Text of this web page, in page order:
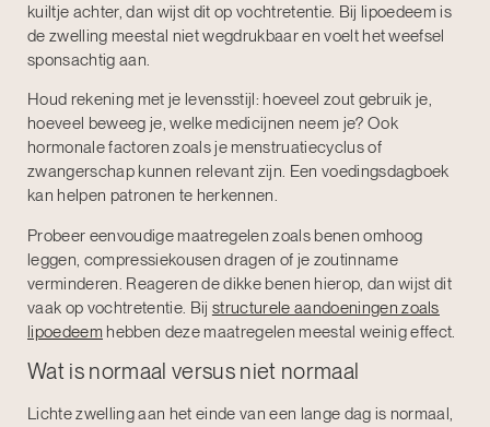
kuiltje achter, dan wijst dit op vochtretentie. Bij lipoedeem is
de zwelling meestal niet wegdrukbaar en voelt het weefsel
sponsachtig aan.
Houd rekening met je levensstijl: hoeveel zout gebruik je,
hoeveel beweeg je, welke medicijnen neem je? Ook
hormonale factoren zoals je menstruatiecyclus of
zwangerschap kunnen relevant zijn. Een voedingsdagboek
kan helpen patronen te herkennen.
Probeer eenvoudige maatregelen zoals benen omhoog
leggen, compressiekousen dragen of je zoutinname
verminderen. Reageren de dikke benen hierop, dan wijst dit
vaak op vochtretentie. Bij structurele aandoeningen zoals
lipoedeem hebben deze maatregelen meestal weinig effect.
Wat is normaal versus niet normaal
Lichte zwelling aan het einde van een lange dag is normaal,